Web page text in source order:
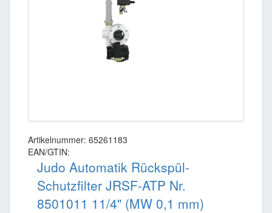
Artikelnummer: 65261183
EAN/GTIN:
Judo Automatik Rückspül-
Schutzfilter JRSF-ATP Nr.
8501011 11/4" (MW 0,1 mm)